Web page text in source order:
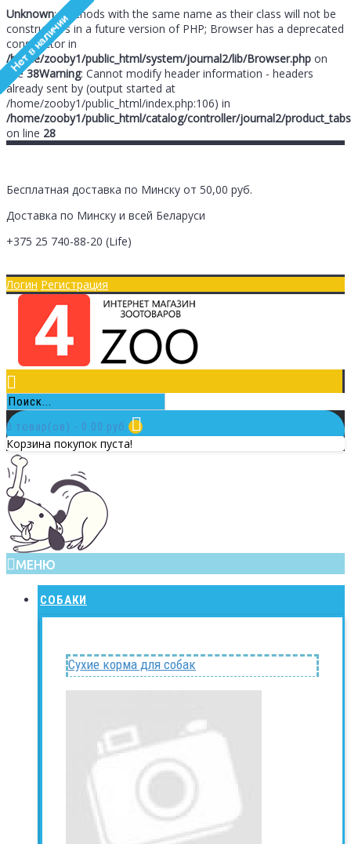
Unknown: Methods with the same name as their class will not be
constructors in a future version of PHP; Browser has a deprecated
constructor in
/home/zooby1/public_html/system/journal2/lib/Browser.php on
line38Warning: Cannot modify header information - headers
already sent by (output started at
/home/zooby1/public_html/index.php:106) in
/home/zooby1/public_html/catalog/controller/journal2/
on line 28
Бесплатная доставка по Минску от 50,00 руб.
Доставка по Минску и всей Беларуси
+375 25 740-88-20 (Life)
Логин Регистрация
0 товар(ов) - 0.00 руб.
Корзина покупок пуста!
МЕНЮ
СОБАКИ
Сухие корма для собак